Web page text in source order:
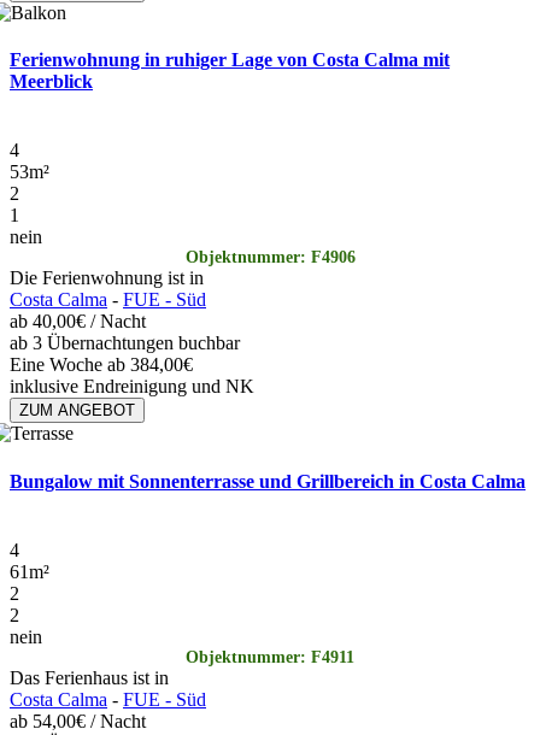
Ferienwohnung in ruhiger Lage von Costa Calma mit
Meerblick
4
53m²
2
1
nein
Objektnummer: F4906
Die Ferienwohnung ist in
Costa Calma - FUE - Süd
ab 40,00€ / Nacht
ab 3 Übernachtungen buchbar
Eine Woche ab 384,00€
inklusive Endreinigung und NK
ZUM ANGEBOT
Bungalow mit Sonnenterrasse und Grillbereich in Costa Calma
4
61m²
2
2
nein
Objektnummer: F4911
Das Ferienhaus ist in
Costa Calma - FUE - Süd
ab 54,00€ / Nacht